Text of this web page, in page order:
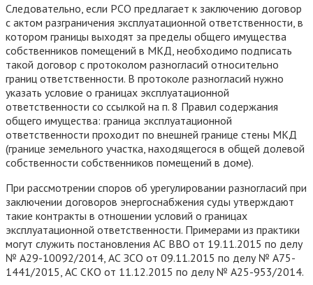
Следовательно, если РСО предлагает к заключению договор
с актом разграничения эксплуатационной ответственности, в
котором границы выходят за пределы общего имущества
собственников помещений в МКД, необходимо подписать
такой договор с протоколом разногласий относительно
границ ответственности. В протоколе разногласий нужно
указать условие о границах эксплуатационной
ответственности со ссылкой на п. 8 Правил содержания
общего имущества: граница эксплуатационной
ответственности проходит по внешней границе стены МКД
(границе земельного участка, находящегося в общей долевой
собственности собственников помещений в доме).
При рассмотрении споров об урегулировании разногласий при
заключении договоров энергоснабжения суды утверждают
такие контракты в отношении условий о границах
эксплуатационной ответственности. Примерами из практики
могут служить постановления АС ВВО от 19.11.2015 по делу
№ А29-10092/2014, АС ЗСО от 09.11.2015 по делу № А75-
1441/2015, АС СКО от 11.12.2015 по делу № А25-953/2014.